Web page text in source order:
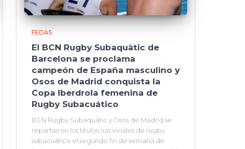
FEDAS
El BCN Rugby Subaquàtic de
Barcelona se proclama
campeón de España masculino y
Osos de Madrid conquista la
Copa Iberdrola femenina de
Rugby Subacuático
BCN Rugby Subaquàtic y Osos de Madrid se
repartieron los títulos nacionales de rugby
subacuático el segundo fin de semana de